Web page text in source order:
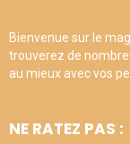
Bienvenue sur le
trouverez de
au mieux avec vos
NE RATEZ PAS :